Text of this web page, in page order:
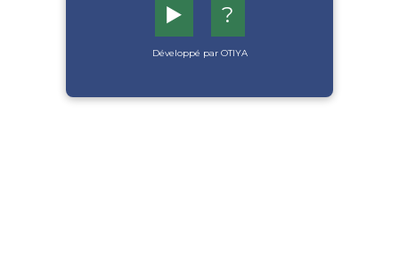
▶️ ?
Développé par OTIYA